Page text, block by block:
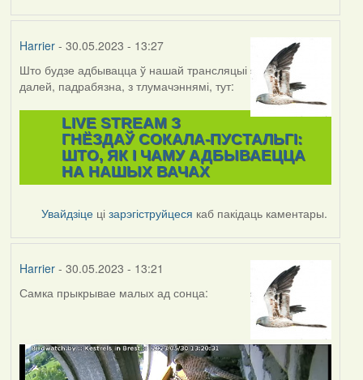
Harrier- 30.05.2023 - 13:27
Што будзе адбывацца ў нашай трансляцыі
далей, падрабязна, з тлумачэннямі, тут:
LIVE STREAM З
ГНЁЗДАЎ СОКАЛА-ПУСТАЛЬГІ:
ШТО, ЯК І ЧАМУ АДБЫВАЕЦЦА
НА НАШЫХ ВАЧАХ
Увайдзіце цізарэгіструйцеся каб пакідаць каментары.
Harrier- 30.05.2023 - 13:21
Самка прыкрывае малых ад сонца: